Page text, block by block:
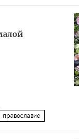
православие